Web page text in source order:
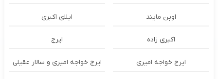
اوپن مایند ايلاى اكبرى
اکبری زاده ایرج
ایرج خواجه امیری ایرج خواجه امیری و سالار عقیلی